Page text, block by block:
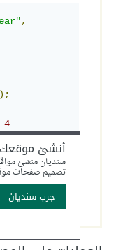
,
);
هذا لأنّ
fruitsيُشيران